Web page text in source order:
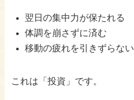
翌日の集中力が保たれる
体調を崩さずに済む
移動の疲れを引きずらない
これは「投資」です。